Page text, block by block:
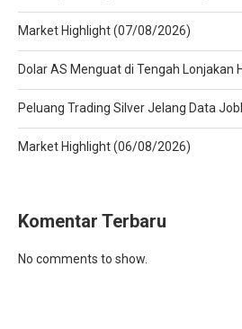
Market Highlight (07/08/2026)
Dolar AS Menguat di Tengah Lonjakan
Peluang Trading Silver Jelang Data
Market Highlight (06/08/2026)
Komentar Terbaru
No comments to show.